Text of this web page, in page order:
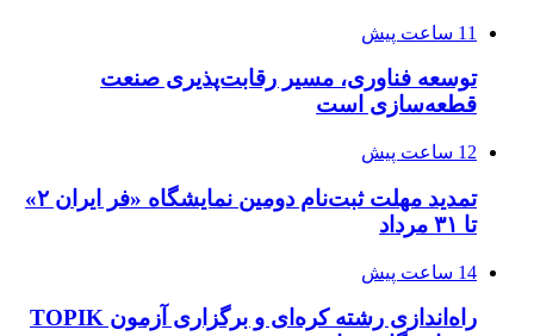
11 ساعت پیش
توسعه فناوری، مسیر رقابت‌پذیری صنعت
قطعه‌سازی است
12 ساعت پیش
تمدید مهلت ثبت‌نام دومین نمایشگاه «فر ایران ۲»
تا ۳۱ مرداد
14 ساعت پیش
راه‌اندازی رشته کره‌ای و برگزاری آزمون TOPIK